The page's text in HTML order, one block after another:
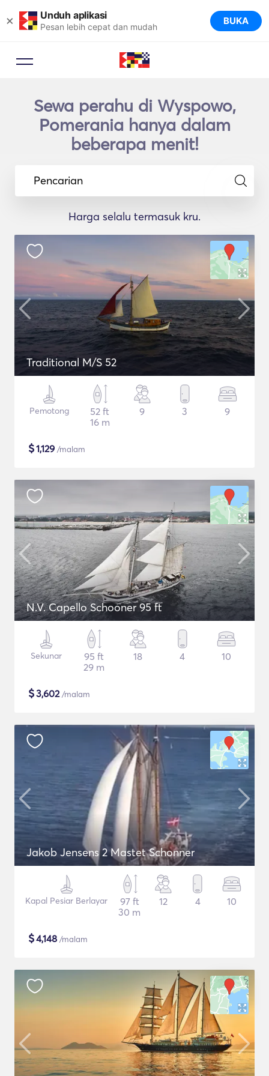
× Unduh aplikasi
Pesan lebih cepat dan mudah BUKA
Sewa perahu di Wyspowo,
Pomerania hanya dalam
beberapa menit!
Pencarian
Harga selalu termasuk kru.
Traditional M/S 52
Pemotong
52 ft
16 m
9 3 9
$1,129 /malam
N.V. Capello Schooner 95 ft
Sekunar
95 ft
29 m
18 4 10
$3,602/malam
Jakob Jensens 2 Mastet Schonner
Kapal Pesiar Berlayar
97 ft
30 m
12 4 10
$4,148 /malam